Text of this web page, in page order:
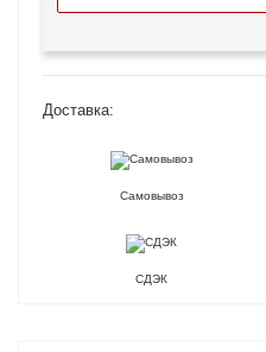
Доставка:
Самовывоз
СДЭК